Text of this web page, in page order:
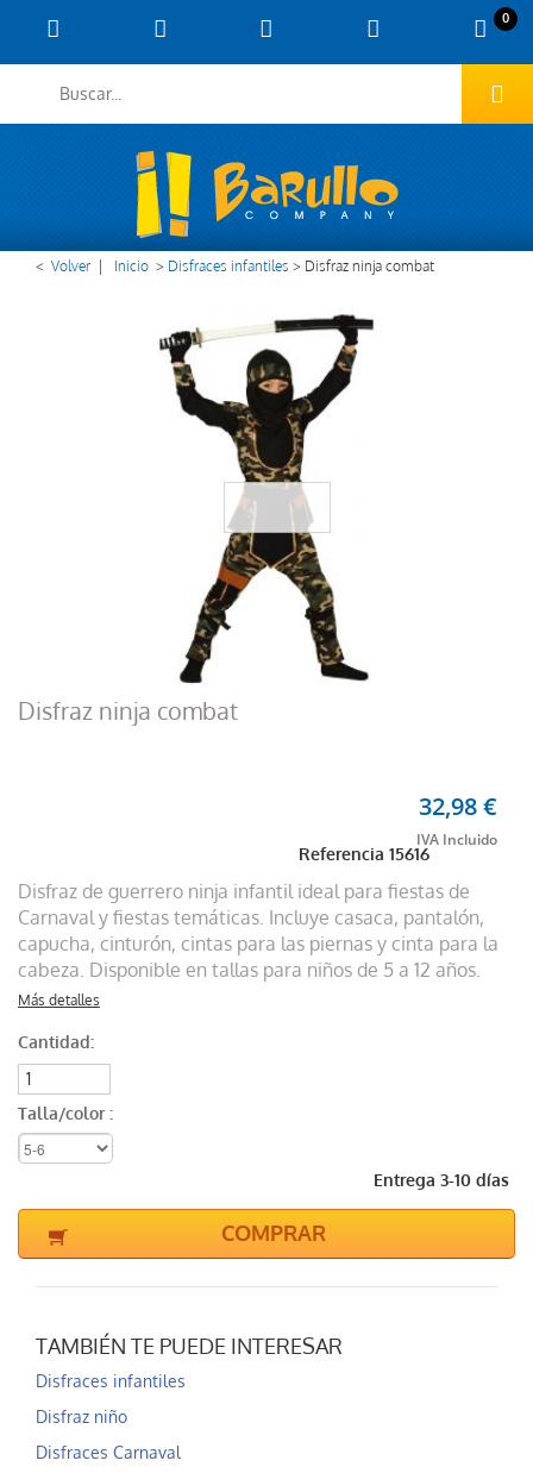
0
< Volver Inicio > Disfraces infantiles > Disfraz ninja combat
Disfraz ninja combat
Referencia15616
32,98 €
Disfraz de guerrero ninja infantil ideal para fiestas de
Carnaval y fiestas temáticas. Incluye casaca, pantalón,
capucha, cinturón, cintas para las piernas y cinta para la
cabeza. Disponible en tallas para niños de 5 a 12 años.
Más detalles
Cantidad:
Talla/color :
Entrega 3-10 días
COMPRAR
TAMBIÉN TE PUEDE INTERESAR
Disfraces infantiles
Disfraz niño
Disfraces Carnaval